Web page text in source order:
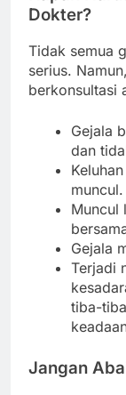
Dokter?
Tidak semua
serius.
berkonsultasi
Gejala
dan
muncul.
Muncul
Gejala
Terjadi
tiba-
Jangan